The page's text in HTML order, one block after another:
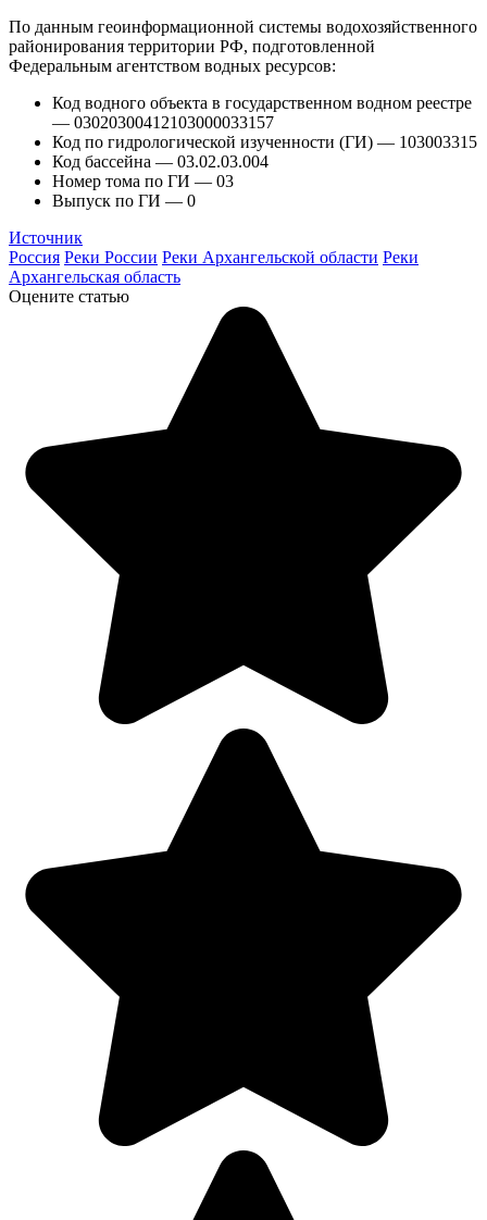
По данным геоинформационной системы водохозяйственного
районирования территории РФ, подготовленной
Федеральным агентством водных ресурсов:
Код водного объекта в государственном водном реестре
— 03020300412103000033157
Код по гидрологической изученности (ГИ) — 103003315
Код бассейна — 03.02.03.004
Номер тома по ГИ — 03
Выпуск по ГИ — 0
Источник
Россия Реки России Реки Архангельской области Реки
Архангельская область
Оцените статью